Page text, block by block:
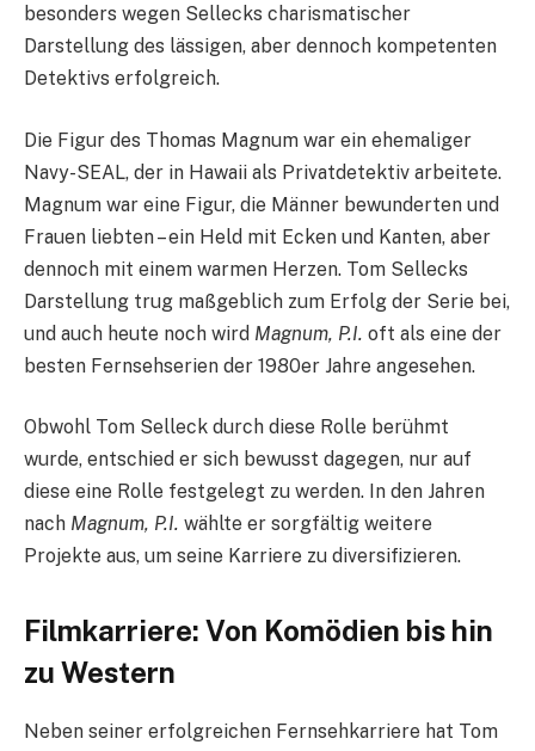
besonders wegen Sellecks charismatischer
Darstellung des lässigen, aber dennoch kompetenten
Detektivs erfolgreich.
Die Figur des Thomas Magnum war ein ehemaliger
Navy-SEAL, der in Hawaii als Privatdetektiv arbeitete.
Magnum war eine Figur, die Männer bewunderten und
Frauen liebten – ein Held mit Ecken und Kanten, aber
dennoch mit einem warmen Herzen. Tom Sellecks
Darstellung trug maßgeblich zum Erfolg der Serie bei,
und auch heute noch wird Magnum, P.I. oft als eine der
besten Fernsehserien der 1980er Jahre angesehen.
Obwohl Tom Selleck durch diese Rolle berühmt
wurde, entschied er sich bewusst dagegen, nur auf
diese eine Rolle festgelegt zu werden. In den Jahren
nach Magnum, P.I. wählte er sorgfältig weitere
Projekte aus, um seine Karriere zu diversifizieren.
Filmkarriere: Von Komödien bis hin
zu Western
Neben seiner erfolgreichen Fernsehkarriere hat Tom